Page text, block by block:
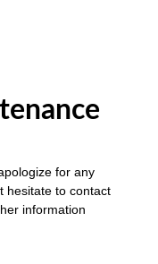
for any
hesitate to contact
information